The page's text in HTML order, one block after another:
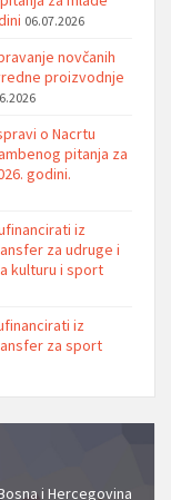
06.07.2026
novčanih
proizvodnje
o Nacrtu
pitanja za
godini.
iz
za udruge i
kulturu i sport
iz
za sport
i Hercegovina